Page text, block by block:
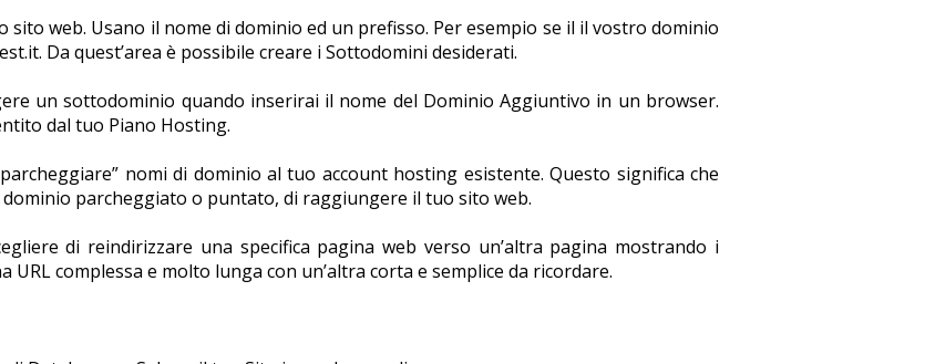
web. Usano il nome di dominio ed un prefisso. Per esempio se il il vostro dominio
Da quest’area è possibile creare i Sottodomini desiderati.
un sottodominio quando inserirai il nome del Dominio Aggiuntivo in un browser.
dal tuo Piano Hosting.
nomi di dominio al tuo account hosting esistente. Questo significa che
parcheggiato o puntato, di raggiungere il tuo sito web.
di reindirizzare una specifica pagina web verso un’altra pagina mostrando i
complessa e molto lunga con un’altra corta e semplice da ricordare.